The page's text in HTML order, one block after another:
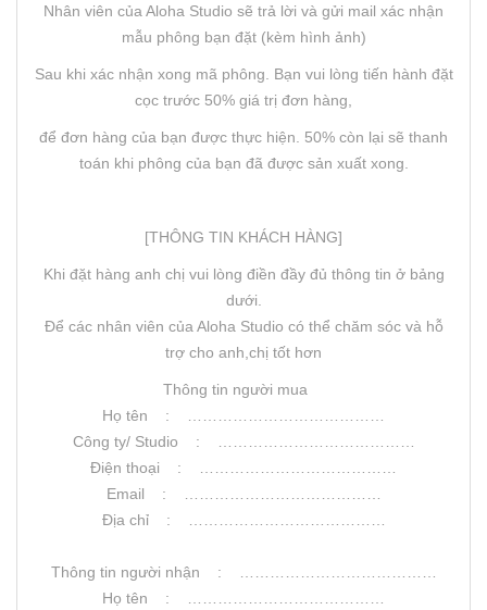
Nhân viên của Aloha Studio sẽ trả lời và gửi mail xác nhận
mẫu phông bạn đặt (kèm hình ảnh)
Sau khi xác nhận xong mã phông. Bạn vui lòng tiến hành đặt
cọc trước 50% giá trị đơn hàng,
để đơn hàng của bạn được thực hiện. 50% còn lại sẽ thanh
toán khi phông của bạn đã được sản xuất xong.
[THÔNG TIN KHÁCH HÀNG]
Khi đặt hàng anh chị vui lòng điền đầy đủ thông tin ở bảng
dưới.
Để các nhân viên của Aloha Studio có thể chăm sóc và hỗ
trợ cho anh,chị tốt hơn
Thông tin người mua
Họ tên : …………………………………
Công ty/ Studio : …………………………………
Điện thoại : …………………………………
Email : …………………………………
Địa chỉ : …………………………………
Thông tin người nhận : …………………………………
Họ tên : …………………………………